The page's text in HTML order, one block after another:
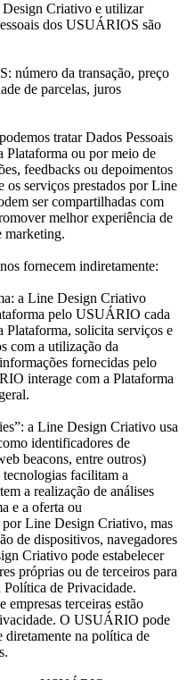
Design Criativo e utilizar
dos USUÁRIOS são
da transação, preço
de parcelas, juros
tratar Dados Pessoais
Plataforma ou por meio de
feedbacks ou depoimentos
os serviços prestados por Line
ser compartilhadas com
melhor experiência de
marketing.
fornecem indiretamente:
a Line Design Criativo
pelo USUÁRIO cada
solicita serviços e
com a utilização da
fornecidas pelo
interage com a Plataforma
a Line Design Criativo usa
identificadores de
beacons, entre outros)
facilitam a
a realização de análises
e a oferta ou
Line Design Criativo, mas
de dispositivos, navegadores
Criativo pode estabelecer
próprias ou de terceiros para
Política de Privacidade.
empresas terceiras estão
O USUÁRIO pode
diretamente na política de